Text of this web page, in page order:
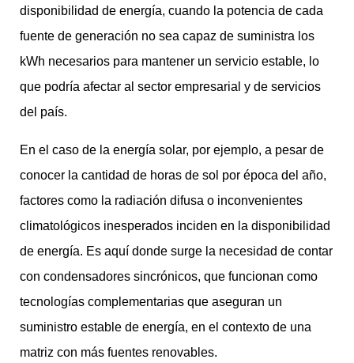
disponibilidad de energía, cuando la potencia de cada
fuente de generación no sea capaz de suministra los
kWh necesarios para mantener un servicio estable, lo
que podría afectar al sector empresarial y de servicios
del país.
En el caso de la energía solar, por ejemplo, a pesar de
conocer la cantidad de horas de sol por época del año,
factores como la radiación difusa o inconvenientes
climatológicos inesperados inciden en la disponibilidad
de energía. Es aquí donde surge la necesidad de contar
con condensadores sincrónicos, que funcionan como
tecnologías complementarias que aseguran un
suministro estable de energía, en el contexto de una
matriz con más fuentes renovables.